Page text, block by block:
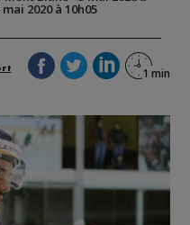
2020 à 10h05